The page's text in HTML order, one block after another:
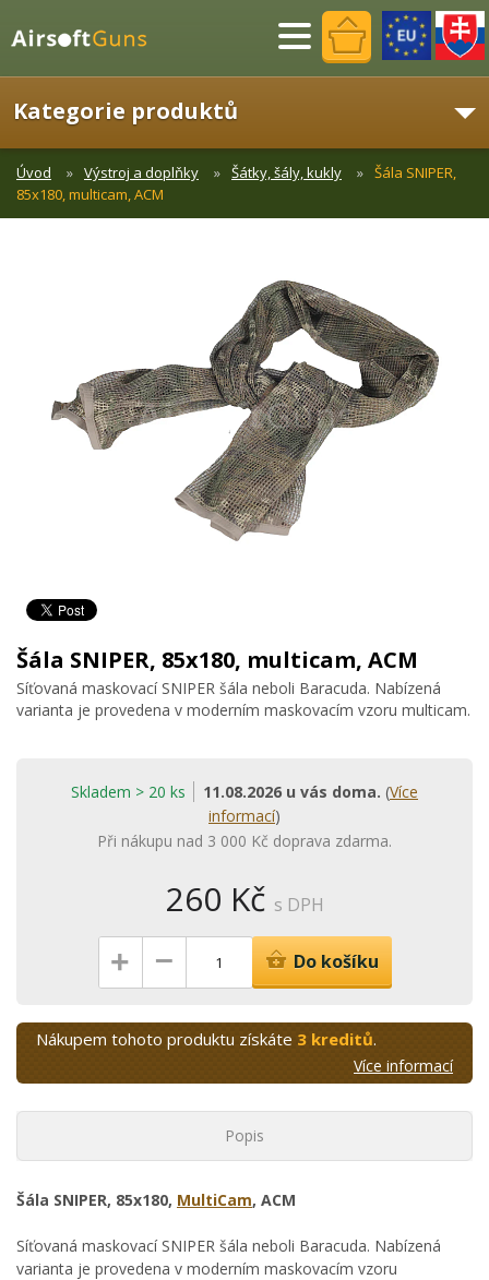
Menu
Kategorie produktů
Úvod Výstroj a doplňky Šátky, šály, kukly
Šála SNIPER,
85x180, multicam, ACM
Šála SNIPER, 85x180, multicam, ACM
Síťovaná maskovací SNIPER šála neboli Baracuda. Nabízená
varianta je provedena v moderním maskovacím vzoru multicam.
Skladem > 20 ks 11.08.2026 u vás doma. (Více
informací)
Při nákupu nad 3 000 Kč doprava zdarma.
260 Kč s DPH
+ – Do košíku
Nákupem tohoto produktu získáte 3 kreditů.
Více informací
Popis
Šála SNIPER, 85x180, MultiCam, ACM
Síťovaná maskovací SNIPER šála neboli Baracuda. Nabízená
varianta je provedena v moderním maskovacím vzoru